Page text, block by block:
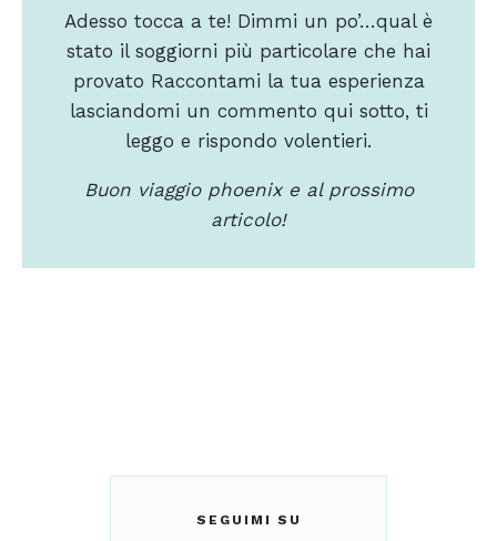
Adesso tocca a te! Dimmi un po’…qual è
stato il soggiorni più particolare che hai
provato Raccontami la tua esperienza
lasciandomi un commento qui sotto, ti
leggo e rispondo volentieri.
Buon viaggio phoenix e al prossimo
articolo!
SEGUIMI SU